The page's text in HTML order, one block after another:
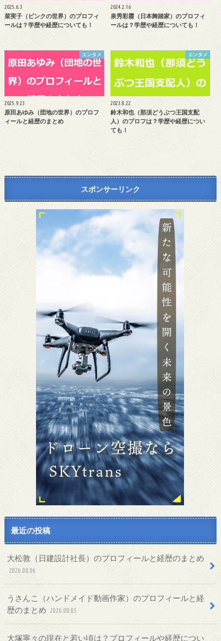
2025.6.3
菜実子（ピンクの世界）のプロフィ
ールは？学歴や経歴についても！
2024.2.16
泉秀彩霞（日本舞踏家）のプロフィ
ールは？学歴や経歴についても！
エンタメ
2025.9.23
原田あゆみ（団地の世界）のプロフ
ィールと経歴のまとめ
エンタメ
2023.8.22
鈴木和也（那須どうぶつ王国支配
人）のプロフは？学歴や経歴につい
ても！
スポンサーリンク
最近の投稿
大松敦（日建設計社長）のプロフィールと経歴のまとめ
2026.08.06
うさんこ（ハンドメイド動画作家）のプロフィールと経
歴のまとめ 2026.08.05
大塚寧々の現在と若い頃は？プロフィールや経歴につい